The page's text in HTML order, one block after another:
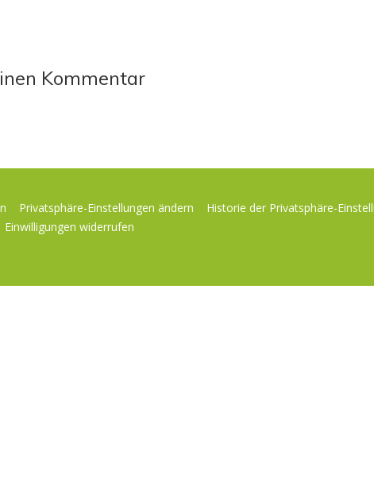
Kommentar
Privatsphäre-Einstellungen ändern
Historie der Privatsphäre-
Einwilligungen widerrufen